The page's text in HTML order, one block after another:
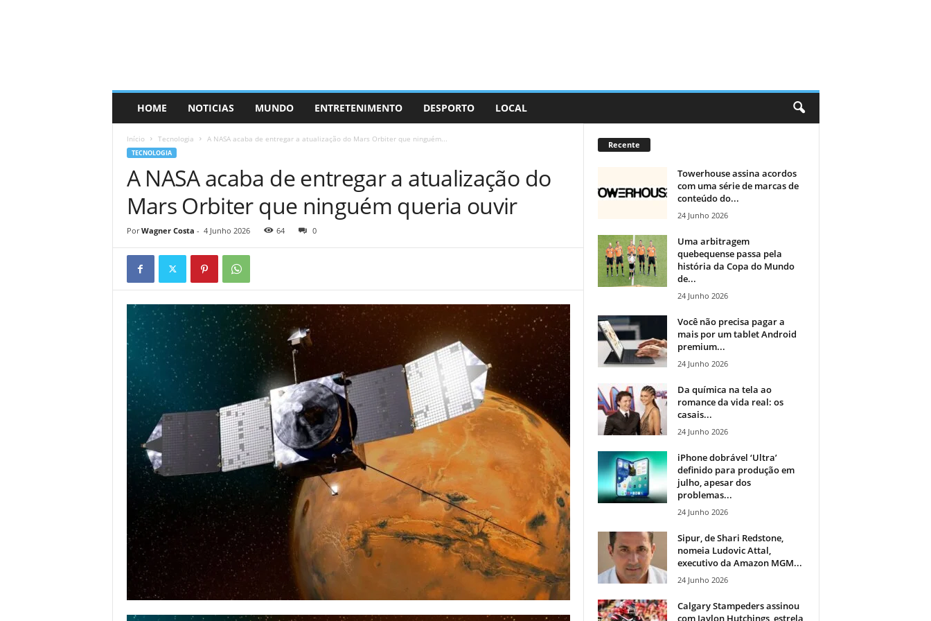
HOME NOTICIAS MUNDO ENTRETENIMENTO DESPORTO LOCAL
Início Tecnologia A NASA acaba de entregar a atualização do Mars Orbiter que ninguém...
TECNOLOGIA
A NASA acaba de entregar a atualização do
Mars Orbiter que ninguém queria ouvir
Por Wagner Costa - 4 Junho 2026 64 0
Recente
Towerhouse assina acordos
com uma série de marcas de
conteúdo do...
24 Junho 2026
Uma arbitragem
quebequense passa pela
história da Copa do Mundo
de...
24 Junho 2026
Você não precisa pagar a
mais por um tablet Android
premium...
24 Junho 2026
Da química na tela ao
romance da vida real: os
casais...
24 Junho 2026
iPhone dobrável ‘Ultra’
definido para produção em
julho, apesar dos
problemas...
24 Junho 2026
Sipur, de Shari Redstone,
nomeia Ludovic Attal,
executivo da Amazon MGM...
24 Junho 2026
Calgary Stampeders assinou
com Jaylon Hutchings, estrela